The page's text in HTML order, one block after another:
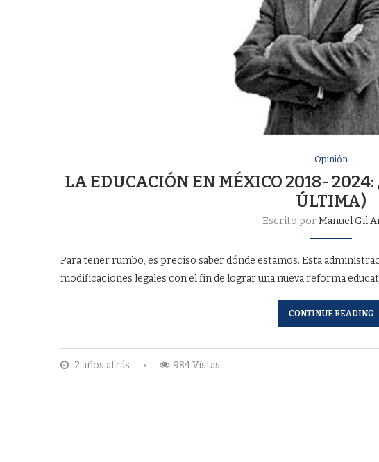
Opinión
LA EDUCACIÓN EN MÉXICO 2018-
ÚLTIMA)
Escrito porManuel Gil
Para tener rumbo, es preciso saber dónde estamos. Esta
modificaciones legales con el fin de lograr una nueva reforma
CONTINUE READING
2 años atrás 984 Vistas